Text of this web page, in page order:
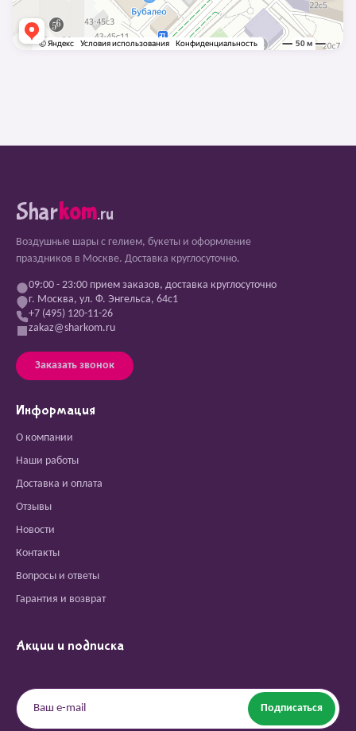
Sharkom.ru
Воздушные шары с гелием, букеты и оформление
праздников в Москве. Доставка круглосуточно.
09:00 - 23:00 прием заказов, доставка круглосуточно
г. Москва, ул. Ф. Энгельса, 64с1
+7 (495) 120-11-26
zakaz@sharkom.ru
Заказать звонок
Информация
О компании
Наши работы
Доставка и оплата
Отзывы
Новости
Контакты
Вопросы и ответы
Гарантия и возврат
Акции и подписка
Подписаться